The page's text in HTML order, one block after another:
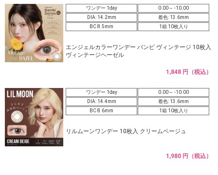
ワンデー 1day
0.00～ -10.00
DIA: 14.2mm
着色: 13.6mm
BC 8.5mm
1箱 10枚入り
エンジェルカラーワンデー バンビ ヴィンテージ 10枚入
ヴィンテージヘーゼル
1,848 円（税込）
ワンデー 1day
0.00～ -10.00
DIA: 14.4mm
着色: 13.6mm
BC 8.6mm
1箱 10枚入り
リルムーンワンデー 10枚入 クリームベージュ
1,980 円（税込）